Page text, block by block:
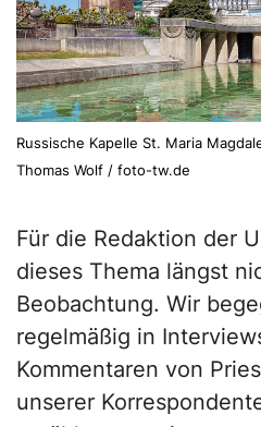
Russische Kapelle St. Maria
Thomas Wolf / foto-tw.de
Für die Redaktion der
dieses Thema längst
Beobachtung. Wir
regelmäßig in
Kommentaren von
unserer